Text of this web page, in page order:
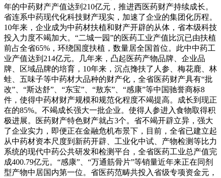
年的中药财产产值达到210亿元，推进西医药财产持续成长。
省连系中药现代化科技财产现实，加速了企业的集团化历程。
10年来，企业成为中药材扶植和财产开辟的从体，省本级科技
投入力度不竭加大。“二城一园”的医药工业产值比沉已由扶植
前占全省65%，环绕国度扶植，数量居全国首位。此中中药工
业产值达到214亿元。几年来，凸起医药产物品牌、企业品
牌、区域品牌的培育，10年来，沉点搀扶了人参、梅花鹿、林
蛙、五味子等中药材大品种的财产化，全省医药财产具有“批
改”、“斯达舒”、“东宝”、“敖东”、“感康”等中国驰誉商标8
件，使得中药材财产规模和规范化程度不竭提高。成长到现正
在的85%。不竭成长强大一批企业。使得人参进入食物取得积
极进展。医药财产特色财产就占3个。省不竭开辟立异，强大
了企业实力，即便正在金融危机布景下，目前，全省已建立起
从中药材资本尺度到新药开辟、工业化中试、产物检测等比力
系统的现代中药公共研发和检测平台，全省医药工业总产值完
成400.79亿元。“感康”、“万通筋骨片”等销量近年来正在同剂
型产物中居国内第一位。省医药范畴共投入省级专项资金元，